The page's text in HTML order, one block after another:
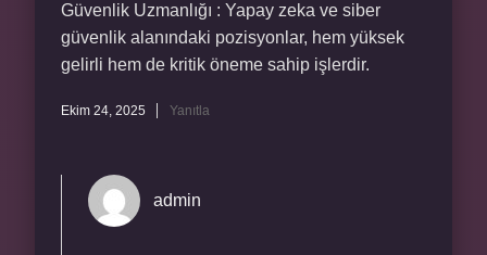
Güvenlik Uzmanlığı : Yapay zeka ve siber
güvenlik alanındaki pozisyonlar, hem yüksek
gelirli hem de kritik öneme sahip işlerdir.
Ekim 24, 2025 Yanıtla
admin